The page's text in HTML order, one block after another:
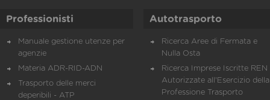
Professionisti
Manuale gestione utenze per
agenzie
Materia ADR-RID-ADN
Trasporto delle merci
deperibili - ATP
Autotrasporto
Ricerca Aree di Fermata e
Nulla Osta
Ricerca Imprese Iscritte REN
Autorizzate all'Esercizio della
Professione Trasporto